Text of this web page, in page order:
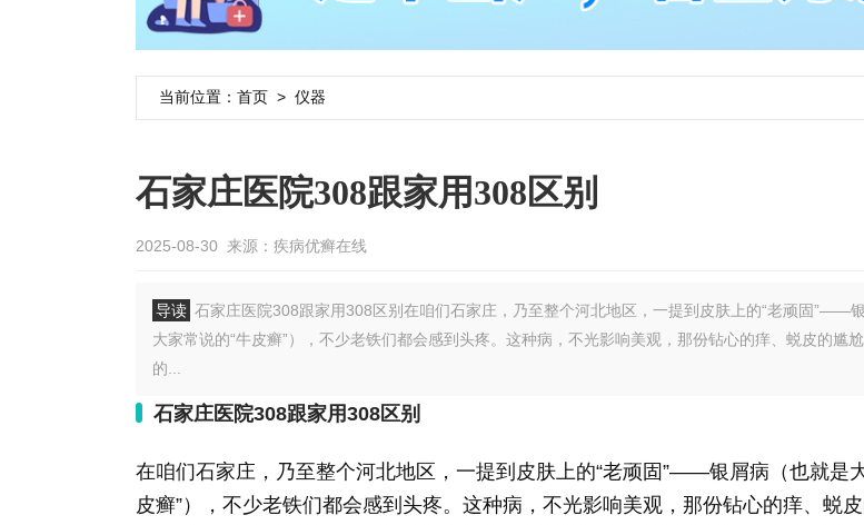
当前位置： 首页 > 仪器
石家庄医院308跟家用308区别
2025-08-30 来源： 疾病优癣在线
导读 石家庄医院308跟家用308区别在咱们石家庄，乃至整个河北地区，一提到皮肤上的“老顽固”——
大家常说的“牛皮癣”），不少老铁们都会感到头疼。这种病，不光影响美观，那份钻心的痒、蜕皮的尴
的...
石家庄医院308跟家用308区别
在咱们石家庄，乃至整个河北地区，一提到皮肤上的“老顽固”——银屑病（也就是
皮癣”），不少老铁们都会感到头疼。这种病，不光影响美观，那份钻心的痒、蜕